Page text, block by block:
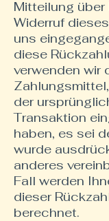
Mitteilung über
Widerruf
uns
diese
verwenden wir
der
Transaktion
haben, es sei
wurde
anderes
Fall werden
dieser
berechnet.